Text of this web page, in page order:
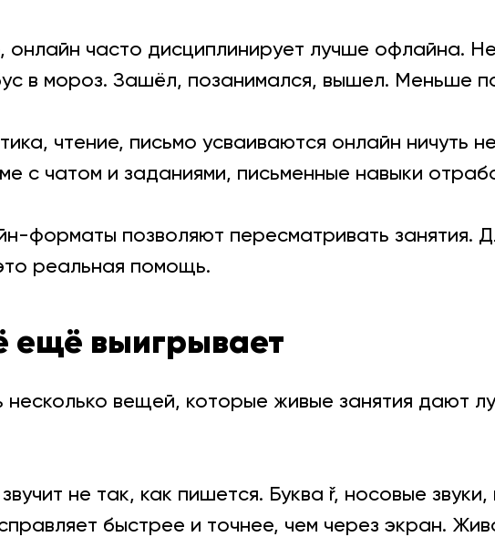
онлайн часто дисциплинирует лучше офлайна.
в мороз. Зашёл, позанимался, вышел. Меньше
чтение, письмо усваиваются онлайн ничуть
с чатом и заданиями, письменные навыки
форматы позволяют пересматривать занятия.
реальная помощь.
ещё выигрывает
вещей, которые живые занятия дают
не так, как пишется. Буква ř, носовые
быстрее и точнее, чем через экран.